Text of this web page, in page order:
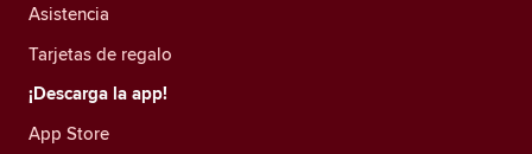
Asistencia
Tarjetas de regalo
¡Descarga la app!
App Store